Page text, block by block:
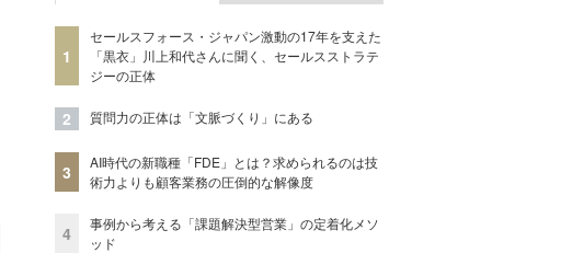
1
セールスフォース・ジャパン激動の17年を支えた
「黒衣」川上和代さんに聞く、セールスストラテ
ジーの正体
2 質問力の正体は「文脈づくり」にある
3
AI時代の新職種「FDE」とは？求められるのは技
術力よりも顧客業務の圧倒的な解像度
4
事例から考える「課題解決型営業」の定着化メソ
ッド